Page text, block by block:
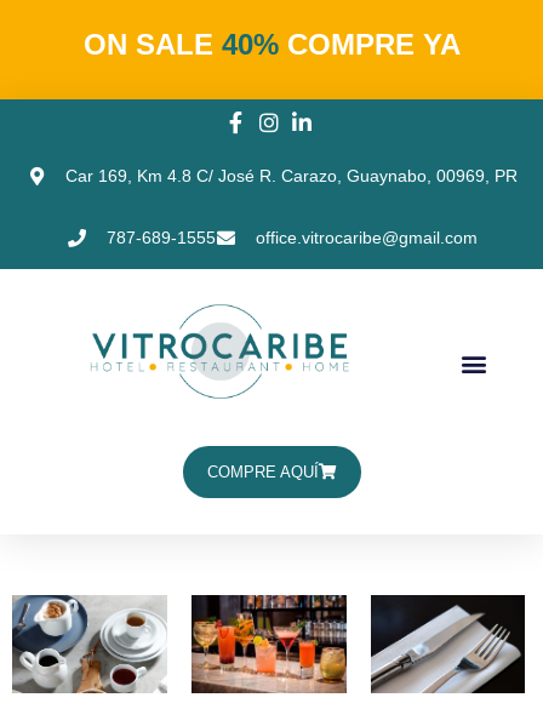
ON SALE 40% COMPRE YA
787-689-1555 office.vitrocaribe@gmail.com
Car 169, Km 4.8 C/ José R. Carazo, Guaynabo, 00969, PR
COMPRE AQUÍ